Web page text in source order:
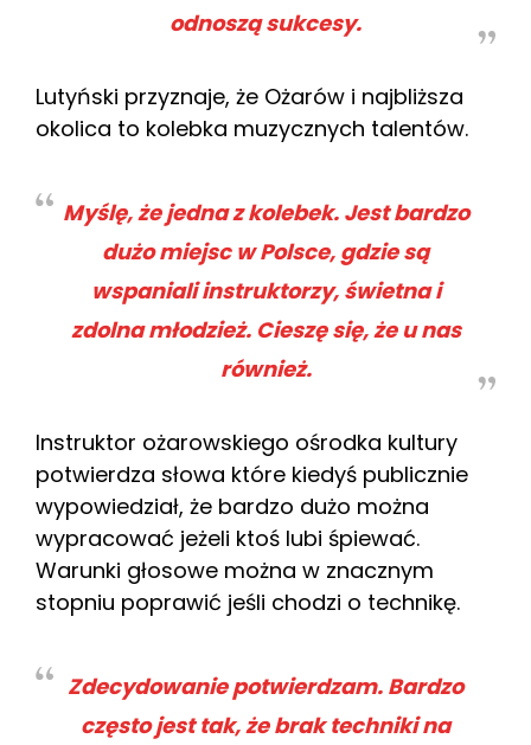
odnoszą sukcesy.
Lutyński przyznaje, że Ożarów i najbliższa
okolica to kolebka muzycznych talentów.
Myślę, że jedna z kolebek. Jest bardzo
dużo miejsc w Polsce, gdzie są
wspaniali instruktorzy, świetna i
zdolna młodzież. Cieszę się, że u nas
również.
Instruktor ożarowskiego ośrodka kultury
potwierdza słowa które kiedyś publicznie
wypowiedział, że bardzo dużo można
wypracować jeżeli ktoś lubi śpiewać.
Warunki głosowe można w znacznym
stopniu poprawić jeśli chodzi o technikę.
Zdecydowanie potwierdzam. Bardzo
często jest tak, że brak techniki na